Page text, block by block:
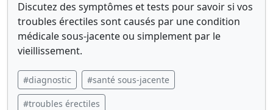
Discutez des symptômes et tests pour savoir si vos
troubles érectiles sont causés par une condition
médicale sous-jacente ou simplement par le
vieillissement.
#diagnostic #santé sous-jacente
#troubles érectiles